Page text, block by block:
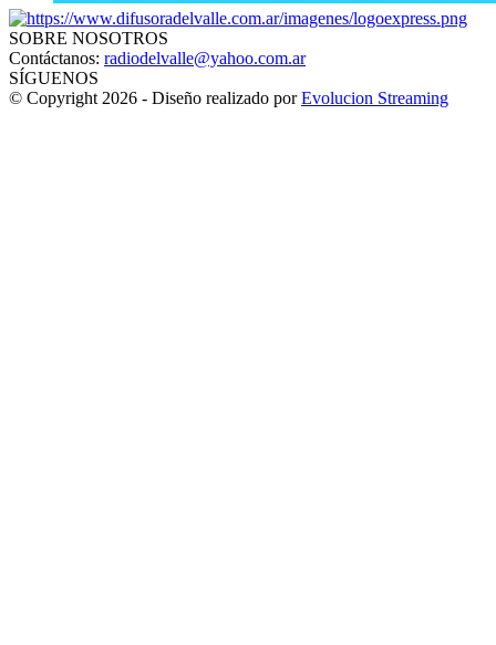
SOBRE NOSOTROS
Contáctanos: radiodelvalle@yahoo.com.ar
SÍGUENOS
© Copyright 2026 - Diseño realizado porEvolucion Streaming